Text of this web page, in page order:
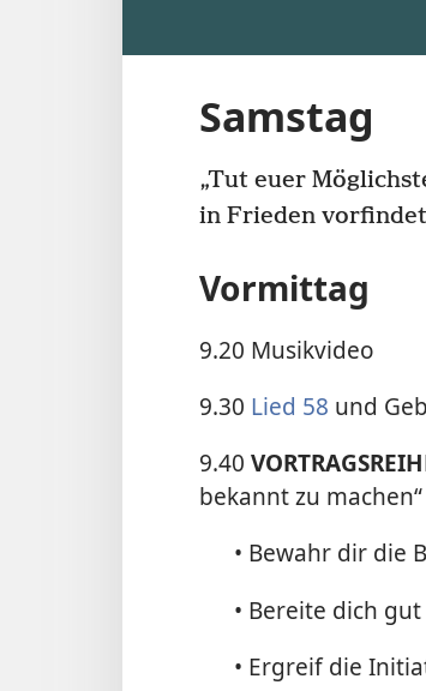
Samstag
„Tut euer
in Frieden
Vormittag
9.20 Musikvideo
9.30 Lied 58 und
9.40
bekannt zu machen“
• Bewahr dir die
• Bereite dich
• Ergreif die